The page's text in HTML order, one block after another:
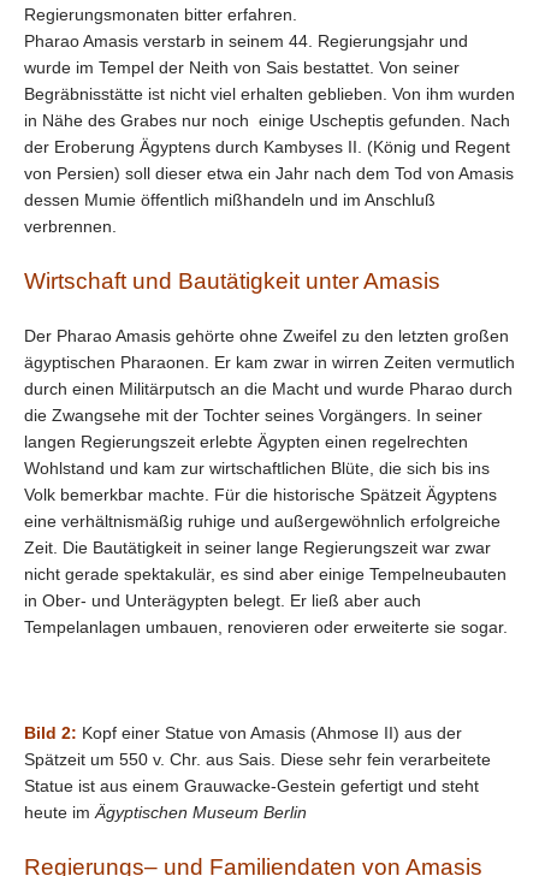
Regierungsmonaten bitter erfahren.
Pharao Amasis verstarb in seinem 44. Regierungsjahr und
wurde im Tempel der Neith von Sais bestattet. Von seiner
Begräbnisstätte ist nicht viel erhalten geblieben. Von ihm wurden
in Nähe des Grabes nur noch einige Uscheptis gefunden. Nach
der Eroberung Ägyptens durch Kambyses II. (König und Regent
von Persien) soll dieser etwa ein Jahr nach dem Tod von Amasis
dessen Mumie öffentlich mißhandeln und im Anschluß
verbrennen.
Wirtschaft und Bautätigkeit unter Amasis
Der Pharao Amasis gehörte ohne Zweifel zu den letzten großen
ägyptischen Pharaonen. Er kam zwar in wirren Zeiten vermutlich
durch einen Militärputsch an die Macht und wurde Pharao durch
die Zwangsehe mit der Tochter seines Vorgängers. In seiner
langen Regierungszeit erlebte Ägypten einen regelrechten
Wohlstand und kam zur wirtschaftlichen Blüte, die sich bis ins
Volk bemerkbar machte. Für die historische Spätzeit Ägyptens
eine verhältnismäßig ruhige und außergewöhnlich erfolgreiche
Zeit. Die Bautätigkeit in seiner lange Regierungszeit war zwar
nicht gerade spektakulär, es sind aber einige Tempelneubauten
in Ober- und Unterägypten belegt. Er ließ aber auch
Tempelanlagen umbauen, renovieren oder erweiterte sie sogar.
Bild 2: Kopf einer Statue von Amasis (Ahmose II) aus der
Spätzeit um 550 v. Chr. aus Sais. Diese sehr fein verarbeitete
Statue ist aus einem Grauwacke-Gestein gefertigt und steht
heute im Ägyptischen Museum Berlin
Regierungs– und Familiendaten von Amasis